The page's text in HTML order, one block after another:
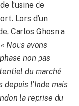
l’usine de
Lors d’un
Carlos Ghosn a
Nous avons
non pas
du marché
l’Inde mais
la reprise du